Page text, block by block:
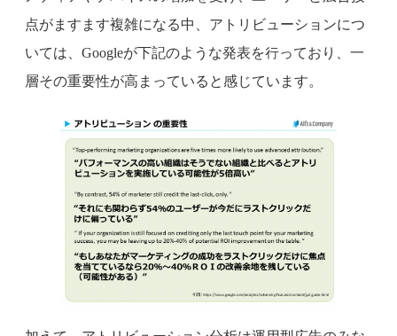
点がますます複雑になる中、アトリビューションにつ
いては、Googleが下記のような発表を行っており、一
層その重要性が高まっていると感じています。